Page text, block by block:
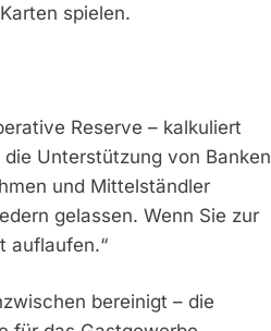
spielen.
Reserve – kalkuliert
Unterstützung von Banken
und Mittelständler
gelassen. Wenn Sie zur
auflaufen.“
bereinigt – die